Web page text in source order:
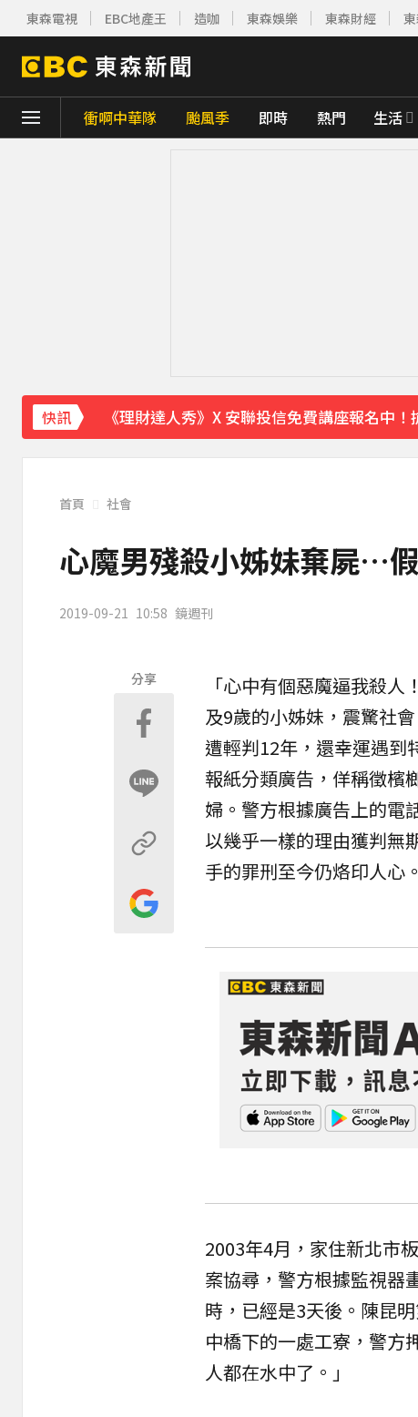
東森電視 EBC地產王 造咖 東森娛樂 東森財經
衝啊中華隊 颱風季 即時 熱門 生活
快訊
《理財達人秀》X 安聯投信免費講座報名中
後悔讓Lulu嫁給陳漢典！Lu爸落淚吐「真實
下載東森App，隨時掌握天下大小事！
快訊／白海豚近逼！龜山島今起預警性封島4
首頁 社會
心魔男殘殺小姊妹棄屍…
2019-09-21 10:58 鏡週刊
分享 「心中有個惡魔逼我殺人
及9歲的小姊妹，震驚社
遭輕判12年，還幸運遇到
報紙分類廣告 ，佯稱徵檳
婦。警方根據廣告上的電
以幾乎一樣的理由獲判無
手的罪刑至今仍烙印人心。
2003年4月，家住新北市
案協尋，警方根據監視器
時，已經是3天後。陳昆
中橋下的一處工寮，警方
人都在水中了。」